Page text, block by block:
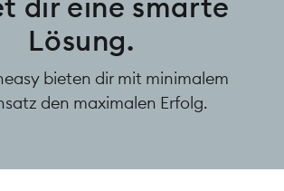
Lösung.
bieten dir mit minimalem
den maximalen Erfolg.